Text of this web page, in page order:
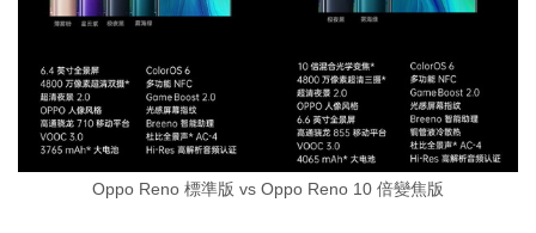
Oppo Reno 標準版 vs Oppo Reno 10 倍變焦版